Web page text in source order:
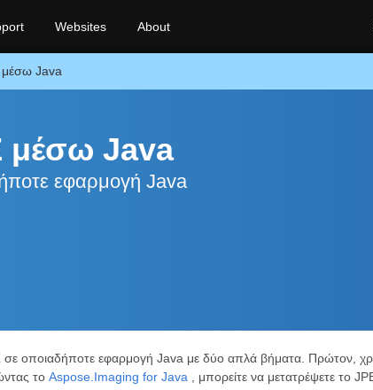
Websites About
Java
μέσω Java
εφαρμογή Java
σε οποιαδήποτε εφαρμογή Java με δύο απλά βήματα. Πρώτον,
το Aspose.Imaging for Java , μπορείτε να μετατρέψετε το